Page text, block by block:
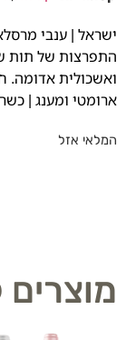
ישראל | ענבי
התפרצות של תות
ואשכולית אדומה.
ארומטי ומענג | כשר
המלאי אזל